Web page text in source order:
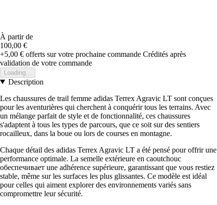
À partir de
100,00 €
+5,00 € offerts sur votre prochaine commande Crédités après
validation de votre commande
Loading...
Description
Les chaussures de trail femme adidas Terrex Agravic LT sont conçues
pour les aventurières qui cherchent à conquérir tous les terrains. Avec
un mélange parfait de style et de fonctionnalité, ces chaussures
s'adaptent à tous les types de parcours, que ce soit sur des sentiers
rocailleux, dans la boue ou lors de courses en montagne.
Chaque détail des adidas Terrex Agravic LT a été pensé pour offrir une
performance optimale. La semelle extérieure en caoutchouc
обеспечивает une adhérence supérieure, garantissant que vous restiez
stable, même sur les surfaces les plus glissantes. Ce modèle est idéal
pour celles qui aiment explorer des environnements variés sans
compromettre leur sécurité.